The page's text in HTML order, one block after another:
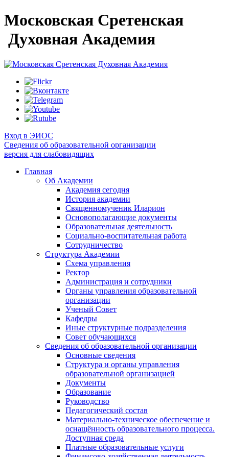
Московская Сретенская
Духовная Академия
Вход в ЭИОС
Сведения об образовательной организации
версия для слабовидящих
Главная
Об Академии
Академия сегодня
История академии
Священномученик Иларион
Основополагающие документы
Образовательная деятельность
Социально-воспитательная работа
Сотрудничество
Структура Академии
Схема управления
Ректор
Администрация и сотрудники
Органы управления образовательной
организации
Ученый Совет
Кафедры
Иные структурные подразделения
Совет обучающихся
Сведения об образовательной организации
Основные сведения
Структура и органы управления
образовательной организацией
Документы
Образование
Руководство
Педагогический состав
Материально-техническое обеспечение и
оснащённость образовательного процесса.
Доступная среда
Платные образовательные услуги